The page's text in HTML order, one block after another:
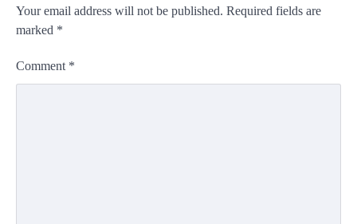
Your email address will not be published. Required fields are
marked *
Comment *